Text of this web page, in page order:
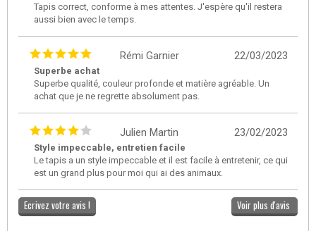
Tapis correct, conforme à mes attentes. J'espère qu'il restera
aussi bien avec le temps.
22/03/2023
Rémi Garnier
Superbe achat
Superbe qualité, couleur profonde et matière agréable. Un
achat que je ne regrette absolument pas.
23/02/2023
Julien Martin
Style impeccable, entretien facile
Le tapis a un style impeccable et il est facile à entretenir, ce qui
est un grand plus pour moi qui ai des animaux.
Ecrivez votre avis ! Voir plus d'avis